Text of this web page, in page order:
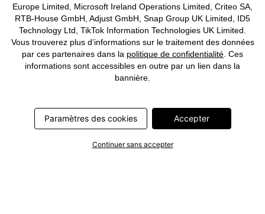
Europe Limited, Microsoft Ireland Operations Limited, Criteo SA,
RTB-House GmbH, Adjust GmbH, Snap Group UK Limited, ID5
Technology Ltd, TikTok Information Technologies UK Limited.
Vous trouverez plus d’informations sur le traitement des données
par ces partenaires dans la politique de confidentialité . Ces
informations sont accessibles en outre par un lien dans la
bannière.
Paramètres des cookies Accepter
Continuer sans accepter